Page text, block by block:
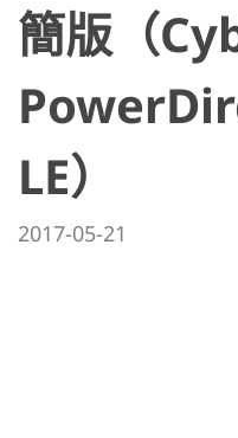
簡版（
LE）
2017-05-21